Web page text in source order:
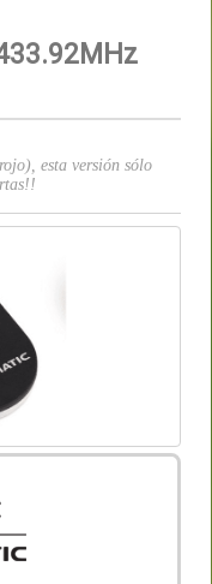
esta versión sólo